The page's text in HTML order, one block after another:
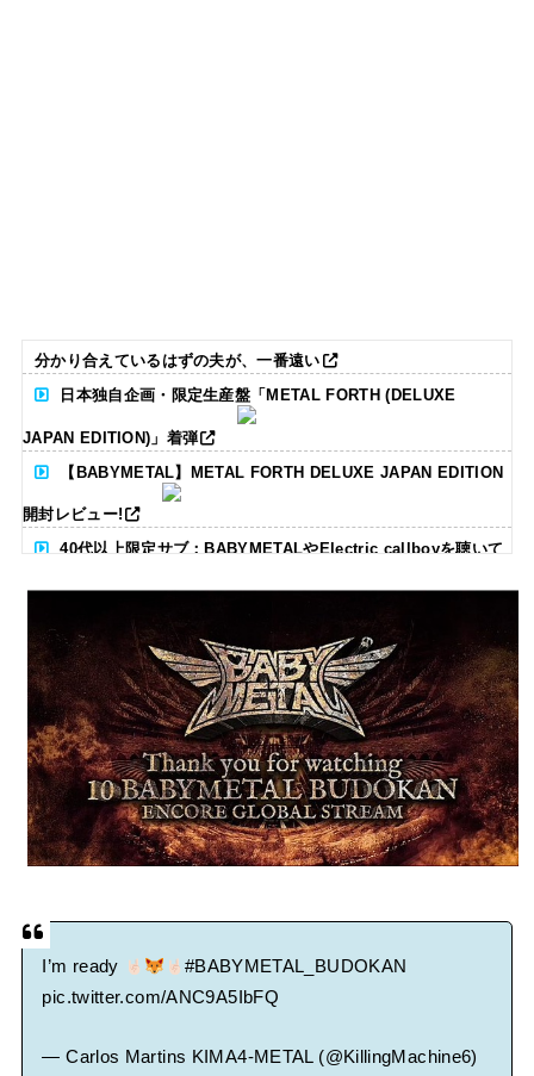
分かり合えているはずの夫が、一番遠い
日本独自企画・限定生産盤「METAL FORTH (DELUXE
JAPAN EDITION)」着弾
【BABYMETAL】METAL FORTH DELUXE JAPAN EDITION
開封レビュー!
40代以上限定サブ：BABYMETALやElectric callboyを聴いて
る人いる？ 【海外の反応】
BABYMETAL「CANNONBALL外伝」グッズ販売決定
タワーレコード新宿店にてBABYMETALのパネル展が開催中
Powered by livedoor 相互RSS
I’m ready
#BABYMETAL_BUDOKAN
pic.twitter.com/ANC9A5IbFQ
— Carlos Martins KIMA4-METAL (@KillingMachine6)